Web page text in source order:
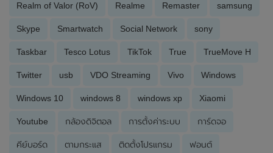
Realm of Valor (RoV) Realme Remaster samsung
Skype Smartwatch Social Network sony
Taskbar Tesco Lotus TikTok True TrueMove H
Twitter usb VDO Streaming Vivo Windows
Windows 10 windows 8 windows xp Xiaomi
Youtube กล้องดิจิตอล การตั้งค่าระบบ การ์ดจอ
คีย์บอร์ด ตามกระแส ติดตั้งโปรแกรม ฟอนต์